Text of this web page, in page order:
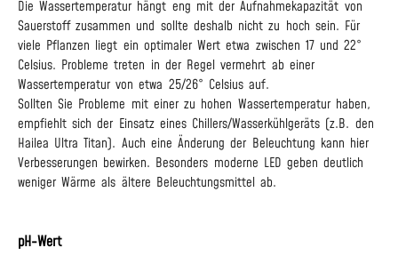
Die Wassertemperatur hängt eng mit der Aufnahmekapazität von
Sauerstoff zusammen und sollte deshalb nicht zu hoch sein. Für
viele Pflanzen liegt ein optimaler Wert etwa zwischen 17 und 22°
Celsius. Probleme treten in der Regel vermehrt ab einer
Wassertemperatur von etwa 25/26° Celsius auf.
Sollten Sie Probleme mit einer zu hohen Wassertemperatur haben,
empfiehlt sich der Einsatz eines Chillers/Wasserkühlgeräts (z.B. den
Hailea Ultra Titan). Auch eine Änderung der Beleuchtung kann hier
Verbesserungen bewirken. Besonders moderne LED geben deutlich
weniger Wärme als ältere Beleuchtungsmittel ab.
pH-Wert